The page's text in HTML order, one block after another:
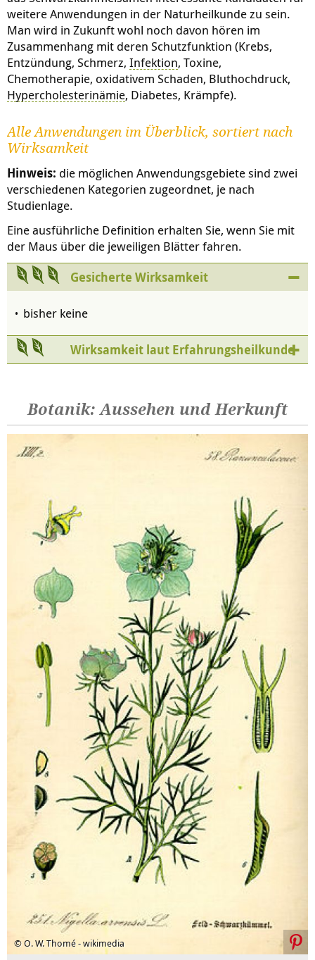
weitere Anwendungen in der Naturheilkunde zu sein.
Man wird in Zukunft wohl noch davon hören im
Zusammenhang mit deren Schutzfunktion (Krebs,
Entzündung, Schmerz, Infektion, Toxine,
Chemotherapie, oxidativem Schaden, Bluthochdruck,
Hypercholesterinämie, Diabetes, Krämpfe).
Alle Anwendungen im Überblick, sortiert nach
Wirksamkeit
Hinweis: die möglichen Anwendungsgebiete sind zwei
verschiedenen Kategorien zugeordnet, je nach
Studienlage.
Eine ausführliche Definition erhalten Sie, wenn Sie mit
der Maus über die jeweiligen Blätter fahren.
Gesicherte Wirksamkeit
bisher keine
Wirksamkeit laut Erfahrungsheilkunde
Botanik: Aussehen und Herkunft
© O. W. Thomé - wikimedia